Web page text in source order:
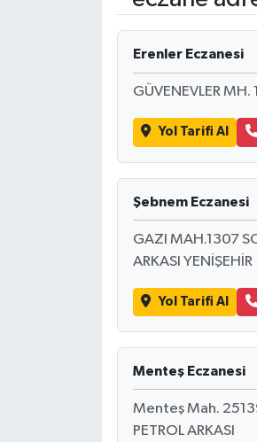
Erenler Eczanesi
GÜVENEVLER MH.
Yol Tarifi Al
Şebnem Eczanesi
GAZI MAH.1307
ARKASI YENİŞEHİR
Yol Tarifi Al
Menteş Eczanesi
Menteş Mah. 25139
PETROL ARKASI